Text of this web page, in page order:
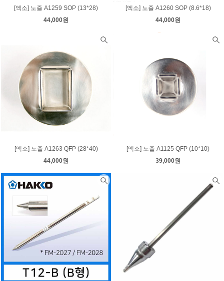
[엑소] 노즐 A1259 SOP (13*28)
44,000원
[엑소] 노즐 A1260 SOP (8.6*18)
44,000원
[엑소] 노즐 A1263 QFP (28*40)
44,000원
[엑소] 노즐 A1125 QFP (10*10)
39,000원